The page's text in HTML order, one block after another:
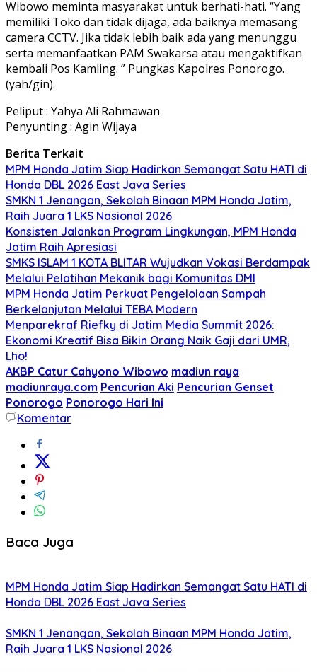
Wibowo meminta masyarakat untuk berhati-hati. “Yang
memiliki Toko dan tidak dijaga, ada baiknya memasang
camera CCTV. Jika tidak lebih baik ada yang menunggu
serta memanfaatkan PAM Swakarsa atau mengaktifkan
kembali Pos Kamling. ” Pungkas Kapolres Ponorogo.
(yah/gin).
Peliput : Yahya Ali Rahmawan
Penyunting : Agin Wijaya
Berita Terkait
MPM Honda Jatim Siap Hadirkan Semangat Satu HATI di
Honda DBL 2026 East Java Series
SMKN 1 Jenangan, Sekolah Binaan MPM Honda Jatim,
Raih Juara 1 LKS Nasional 2026
Konsisten Jalankan Program Lingkungan, MPM Honda
Jatim Raih Apresiasi
SMKS ISLAM 1 KOTA BLITAR Wujudkan Vokasi Berdampak
Melalui Pelatihan Mekanik bagi Komunitas DMI
MPM Honda Jatim Perkuat Pengelolaan Sampah
Berkelanjutan Melalui TEBA Modern
Menparekraf Riefky di Jatim Media Summit 2026:
Ekonomi Kreatif Bisa Bikin Orang Naik Gaji dari UMR,
Lho!
AKBP Catur Cahyono Wibowo madiun raya
madiunraya.com Pencurian Aki Pencurian Genset
Ponorogo Ponorogo Hari Ini
Komentar
Baca Juga
MPM Honda Jatim Siap Hadirkan Semangat Satu HATI di
Honda DBL 2026 East Java Series
SMKN 1 Jenangan, Sekolah Binaan MPM Honda Jatim,
Raih Juara 1 LKS Nasional 2026